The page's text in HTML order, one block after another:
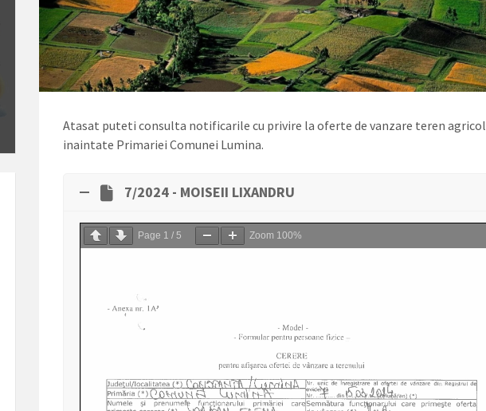
Atasat puteti consulta notificarile cu privire la oferte de vanzare teren agricol
inaintate Primariei Comunei Lumina.
7/2024 - MOISEII LIXANDRU
Page 1 /5 Zoom 100%